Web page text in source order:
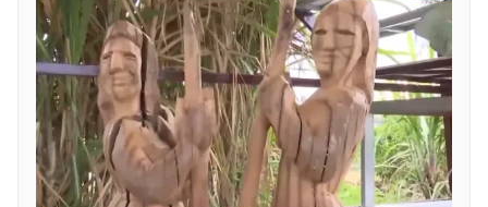
® Cấm sao chép dưới mọi hình thức nếu không có sự chấp
thuận bằng văn bản. Ghi rõ nguồn VTV.vn khi phát hành lại
thông tin từ website này.